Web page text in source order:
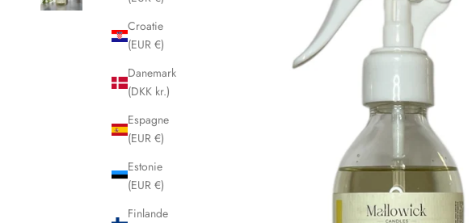
Croatie
(EUR €)
Danemark
(DKK kr.)
Espagne
(EUR €)
Estonie
(EUR €)
Finlande